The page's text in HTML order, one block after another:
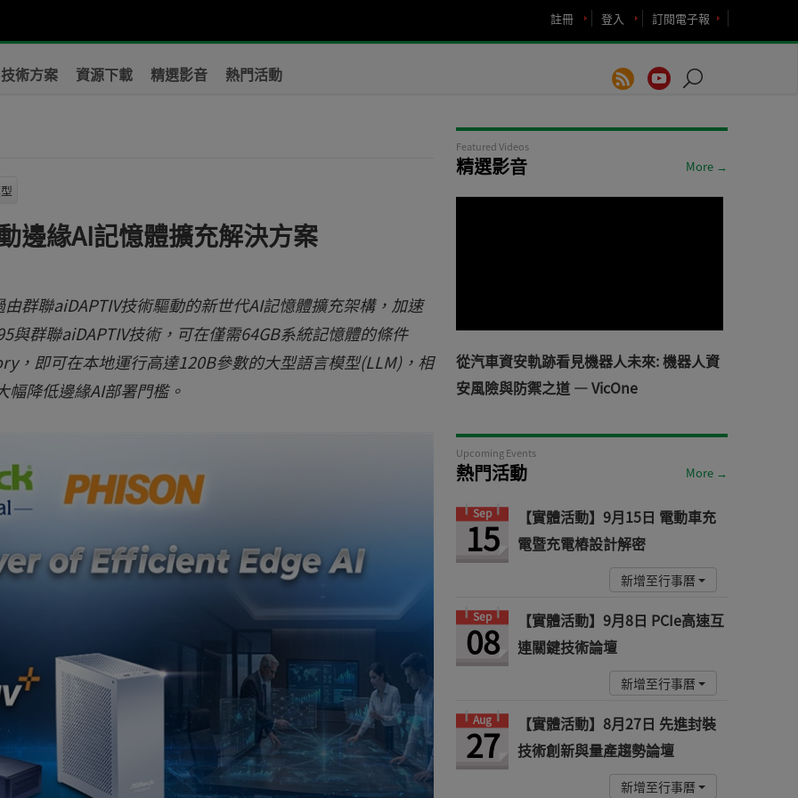
訂閱電子報
登入
註冊
技術方案 資源下載 精選影音 熱門活動
邊緣AI記憶體擴充解決方案
群聯aiDAPTIV技術驅動的新世代AI記憶體擴充架構，加速
與群聯aiDAPTIV技術，可在僅需64GB系統記憶體的條件
，即可在本地運行高達120B參數的大型語言模型(LLM)，相
降低邊緣AI部署門檻。
Featured Videos
精選影音 More →
從汽車資安軌跡看見機器人未來: 機器人資
安風險與防禦之道 — VicOne
Upcoming Events
熱門活動 More →
Sep
15
【實體活動】9月15日 電動車充
電暨充電樁設計解密
新增至行事曆
Sep
08
【實體活動】9月8日 PCIe高速互
連關鍵技術論壇
新增至行事曆
Aug
27
【實體活動】8月27日 先進封裝
技術創新與量產趨勢論壇
新增至行事曆